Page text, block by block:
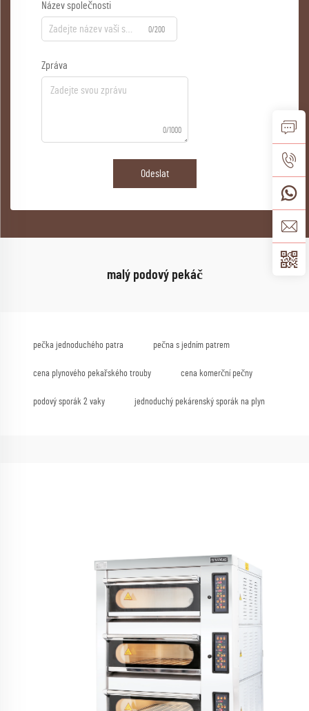
Název společnosti
0/200
Zpráva
0/1000
Odeslat
malý podový pekáč
pečka jednoduchého patra pečna s jedním patrem
cena plynového pekařského trouby cena komerční pečny
podový sporák 2 vaky jednoduchý pekárenský sporák na plyn